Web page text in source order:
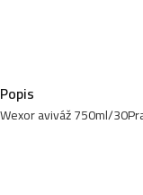
Popis
Wexor aviváž 750ml/